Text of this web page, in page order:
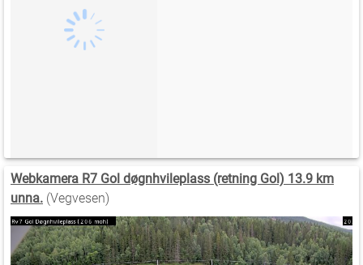
Webkamera R7 Gol døgnhvileplass (retning Gol) 13.9 km
unna. (Vegvesen)